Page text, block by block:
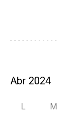
L M